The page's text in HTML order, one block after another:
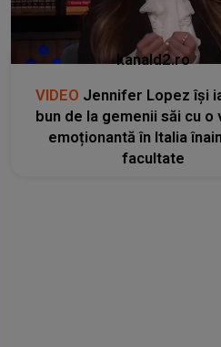
kanald2.ro
VIDEO Jennifer Lopez își
bun de la gemenii săi cu o
emoționantă în Italia
facultate